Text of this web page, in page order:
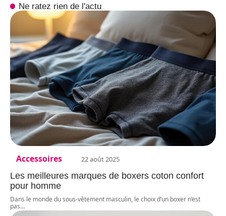
Ne ratez rien de l'actu
Accessoires 22 août 2025
Les meilleures marques de boxers coton confort
pour homme
Dans le monde du sous-vêtement masculin, le choix d’un boxer n’est
pas…